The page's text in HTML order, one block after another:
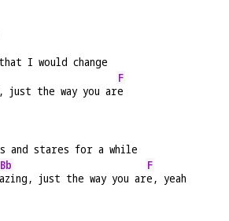
I would change
just the way you ar
F
e
and stares for a while
Bb
azing, just the way you ar
F
e, yeah